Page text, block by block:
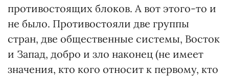
противостоящих блоков. А вот этого-то и
не было. Противостояли две группы
стран, две общественные системы, Восток
и Запад, добро и зло наконец (не имеет
значения, кто кого относит к первому, кто